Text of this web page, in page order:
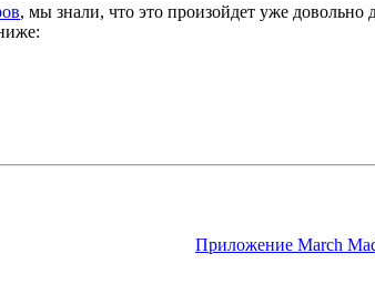
, мы знали, что это произойдет уже
Приложение March